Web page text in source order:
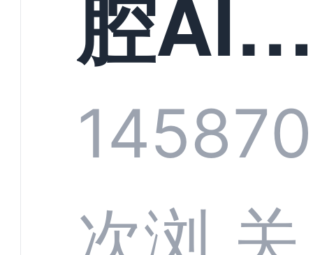
规模化
增长与
腔AI
服系统
全渠道
1458